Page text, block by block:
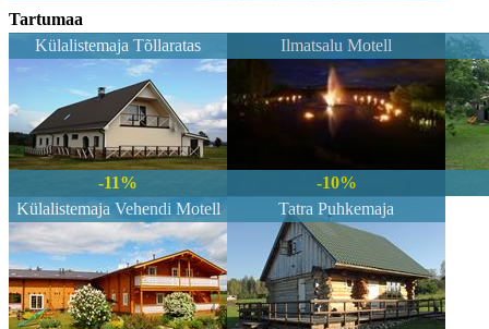
Tartumaa
Külalistemaja Tõllaratas
-11%
Ilmatsalu Motell
-10%
Külalistemaja Vehendi Motell
Tatra Puhkemaja